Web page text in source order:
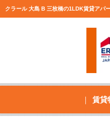
クラール 大島 B 三枚橋の1LDK賃貸アパ
賃貸